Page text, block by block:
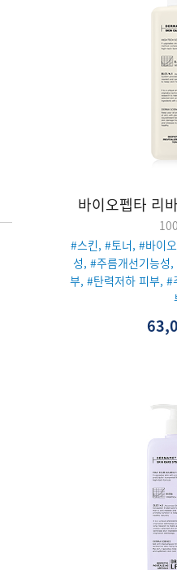
바이오펩타 리
#스킨, #토너, #바이
성, #주름개선기능성
부, #탄력저하 피부, #